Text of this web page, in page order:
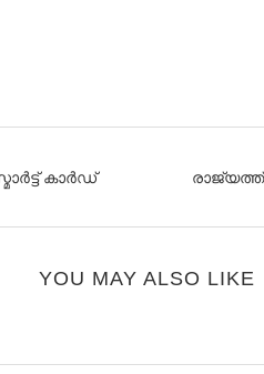
കാർഡ്
YOU MAY ALSO LIKE